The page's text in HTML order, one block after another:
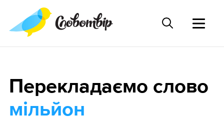
Перекладаємо слово
мільйон